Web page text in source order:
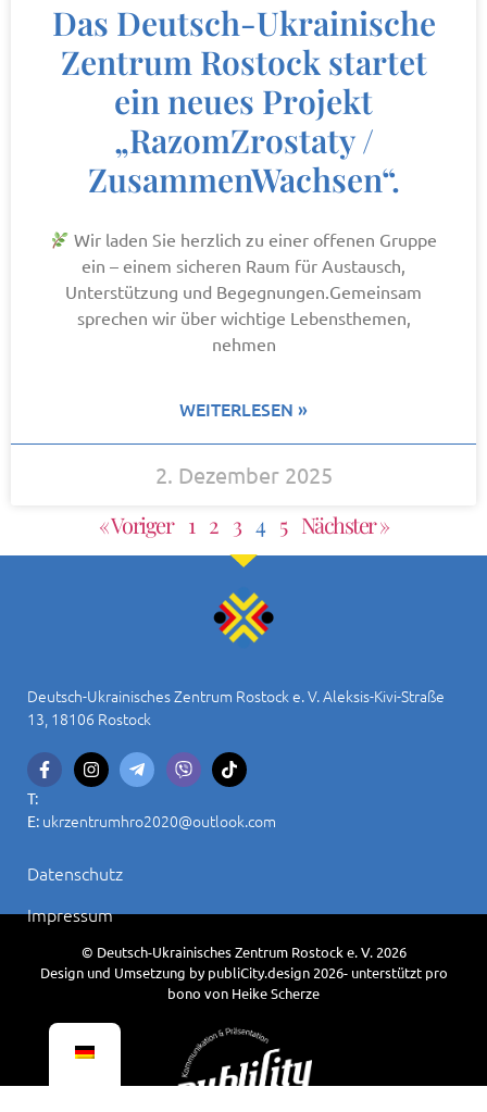
Das Deutsch-Ukrainische
Zentrum Rostock startet
ein neues Projekt
„RazomZrostaty /
ZusammenWachsen“.
Wir laden Sie herzlich zu einer offenen Gruppe
ein – einem sicheren Raum für Austausch,
Unterstützung und Begegnungen.Gemeinsam
sprechen wir über wichtige Lebensthemen,
nehmen
WEITERLESEN »
2. Dezember 2025
« Voriger 1 2 3 4 5 Nächster »
Deutsch-Ukrainisches Zentrum Rostock e. V. Aleksis-Kivi-Straße
13, 18106 Rostock
T:
E: ukrzentrumhro2020@outlook.com
Datenschutz
Impressum
© Deutsch-Ukrainisches Zentrum Rostock e. V. 2026
Design und Umsetzung by publiCity.design 2026- unterstützt pro
bono von Heike Scherze